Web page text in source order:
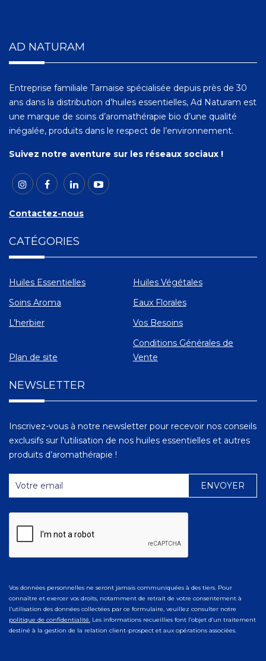
AD NATURAM
Entreprise familiale Tarnaise spécialisée depuis près de 30
ans dans la distribution d’huiles essentielles, Ad Naturam est
une marque de soins d’aromathérapie bio d’une qualité
inégalée, produits dans le respect de l’environnement.
Suivez notre aventure sur les réseaux sociaux !
Contactez-nous
CATÉGORIES
Huiles Essentielles
Huiles Végétales
Soins Aroma
Eaux Florales
L’herbier
Vos Besoins
Plan de site
Conditions Générales de
Vente
NEWSLETTER
Inscrivez-vous à notre newsletter pour recevoir nos conseils
exclusifs sur l'utilisation de nos huiles essentielles et autres
produits d’aromathérapie !
Vos données personnelles ne seront jamais communiquées à des tiers. Pour
connaître et exercer vos droits, notamment de retrait de votre consentement à
l’utilisation des données collectées par ce formulaire, veuillez consulter notre
politique de confidentialité. Les informations recueillies font l’objet d’un traitement
destiné à la gestion de la relation client-prospect et aux opérations associées.